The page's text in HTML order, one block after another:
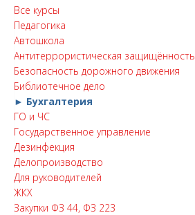
Все курсы
Педагогика
Автошкола
Антитеррористическая защищённость
Безопасность дорожного движения
Библиотечное дело
► Бухгалтерия
ГО и ЧС
Государственное управление
Дезинфекция
Делопроизводство
Для руководителей
ЖКХ
Закупки ФЗ 44, ФЗ 223